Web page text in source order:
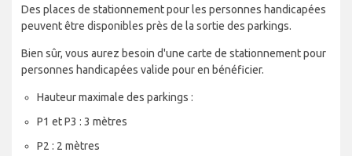
Des places de stationnement pour les personnes handicapées
peuvent être disponibles près de la sortie des parkings.
Bien sûr, vous aurez besoin d'une carte de stationnement pour
personnes handicapées valide pour en bénéficier.
Hauteur maximale des parkings :
P1 et P3 : 3 mètres
P2 : 2 mètres